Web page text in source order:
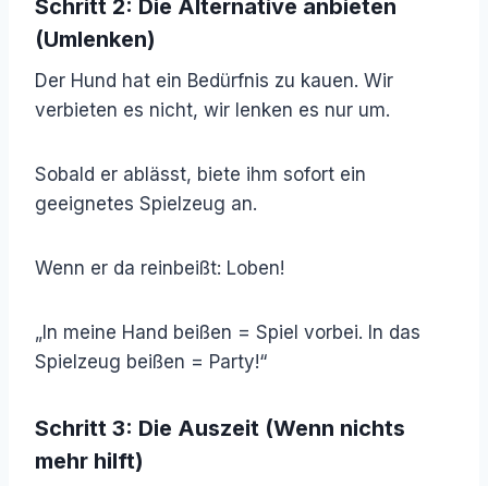
Schritt 2: Die Alternative anbieten
(Umlenken)
Der Hund hat ein Bedürfnis zu kauen. Wir
verbieten es nicht, wir lenken es nur um.
Sobald er ablässt, biete ihm sofort ein
geeignetes Spielzeug an.
Wenn er da reinbeißt: Loben!
„In meine Hand beißen = Spiel vorbei. In das
Spielzeug beißen = Party!“
Schritt 3: Die Auszeit (Wenn nichts
mehr hilft)